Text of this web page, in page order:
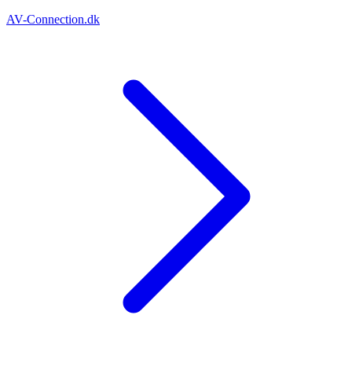
AV-Connection.dk